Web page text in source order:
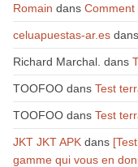
Romain dans Comment
celuapuestas-ar.esdans
Richard Marchal. dans
TOOFOOdans Test
TOOFOOdans Test
JKT JKT APKdans
gamme qui vous en